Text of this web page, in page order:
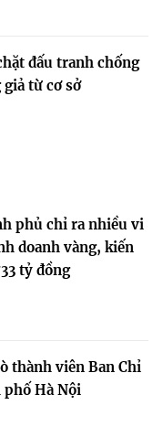
đấu tranh chống
từ cơ sở
phủ chỉ ra nhiều vi
doanh vàng, kiến
tỷ đồng
thành viên Ban Chỉ
phố Hà Nội